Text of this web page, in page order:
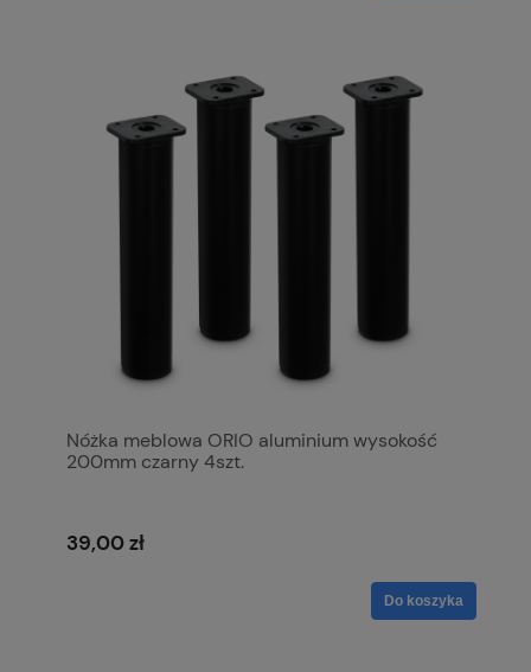
Nóżka meblowa ORIO aluminium wysokość
200mm czarny 4szt.
39,00 zł
Do koszyka